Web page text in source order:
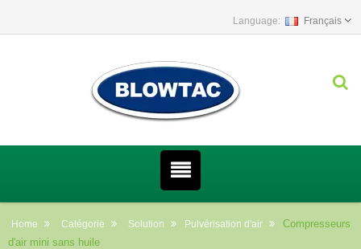
Français
Home Catégorie Solution Pulvérisation d'air
Compresseurs
d'air mini sans huile